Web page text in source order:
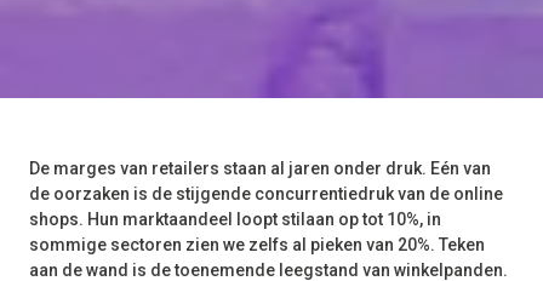
De marges van retailers staan al jaren onder druk. Eén van
de oorzaken is de stijgende concurrentiedruk van de online
shops. Hun marktaandeel loopt stilaan op tot 10%, in
sommige sectoren zien we zelfs al pieken van 20%. Teken
aan de wand is de toenemende leegstand van winkelpanden.